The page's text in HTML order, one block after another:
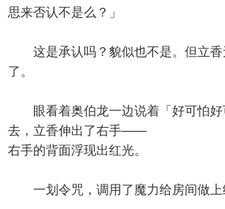
思来否认不是么？」
这是承认吗？貌似也不是。但立香
了。
眼看着奥伯龙一边说着「好可怕好
去，立香伸出了右手——
右手的背面浮现出红光。
一划令咒，调用了魔力给房间做上